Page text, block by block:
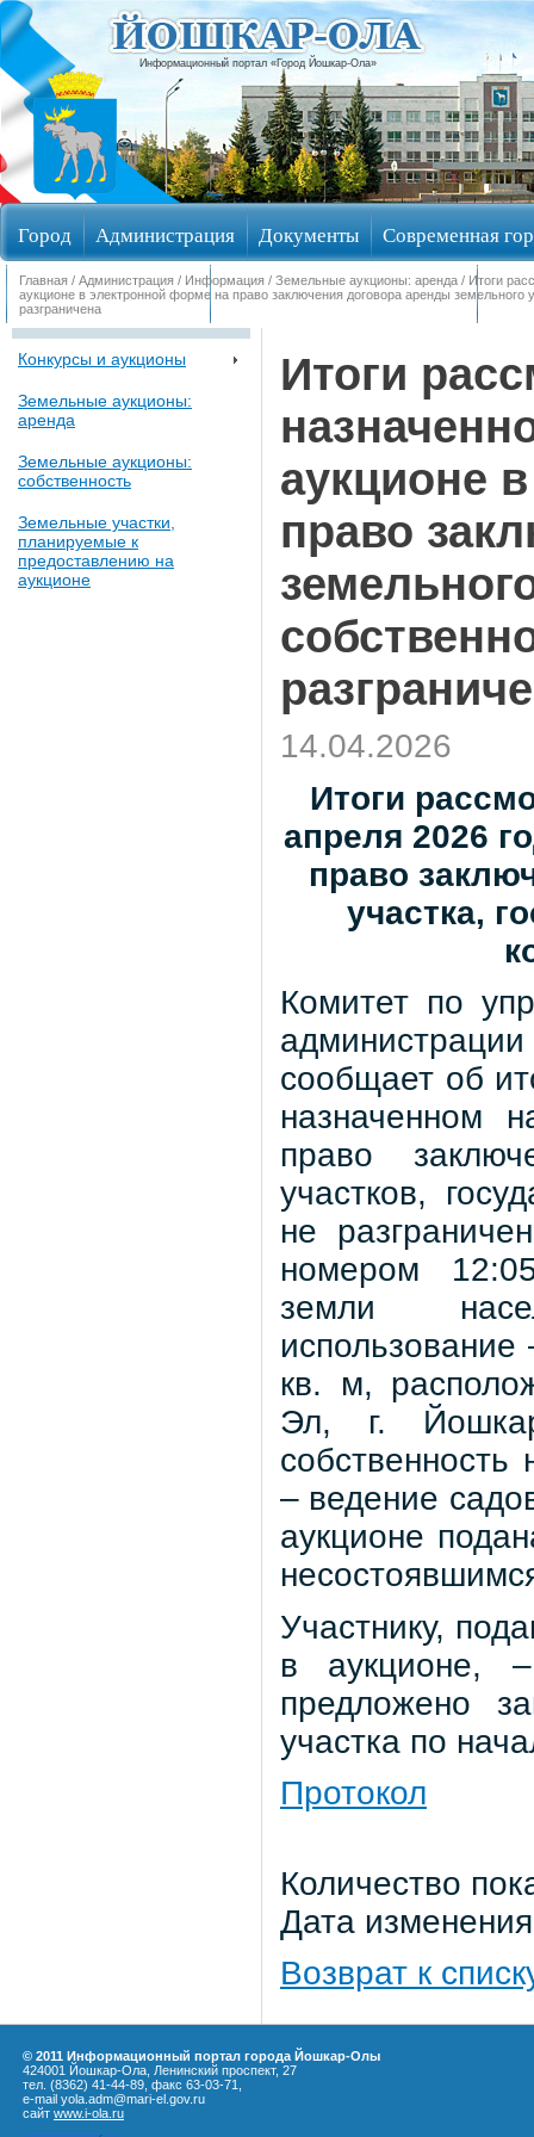
Информационный портал «Город Йошкар-Ола»
Город Администрация Документы Современная
Обращения граждан Общественные обсуждения
Главная / Администрация / Информация / Земельные аукционы: аренда / Итоги
аукционе в электронной форме на право заключения договора аренды земельного
разграничена
Конкурсы и аукционы
Земельные аукционы:
аренда
Земельные аукционы:
собственность
Земельные участки,
планируемые к
предоставлению на
аукционе
Итоги
аукционе
право
14.04.2026
Итоги
апреля 2026
право
участка,
Комитет по
администрации
сообщает об
назначенном
право
участков,
не
номером
земли
кв. м,
Эл, г.
собственность
– ведение
аукционе
Участнику,
в аукционе,
предложено
участка по
Протокол
Количество
Дата
Возврат к
© 2011 Информационный портал города Йошкар-Олы
424001 Йошкар-Ола, Ленинский проспект, 27
тел. (8362) 41-44-89, факс 63-03-71,
e-mail yola.adm@mari-el.gov.ru
сайт www.i-ola.ru